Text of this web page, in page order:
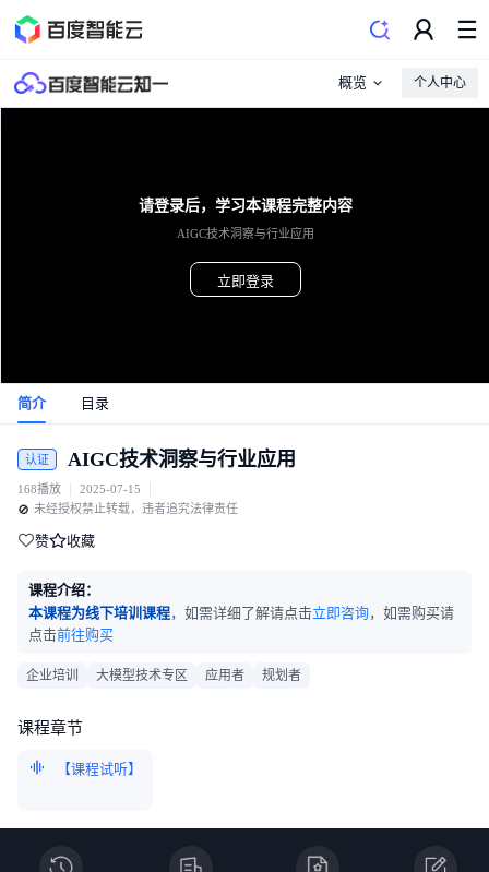
概览 个人中心
请登录后，学习本课程完整内容
AIGC技术洞察与行业应用
立即登录
简介 目录
认证 AIGC技术洞察与行业应用
168播放 2025-07-15
🚫 未经授权禁止转载，违者追究法律责任
赞 收藏
课程介绍：
本课程为线下培训课程，如需详细了解请点击立即咨询，如需购买请
点击前往购买
企业培训 大模型技术专区 应用者 规划者
课程章节
【课程试听】